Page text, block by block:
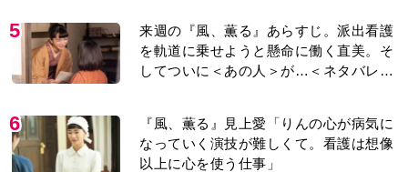
5
来週の『風、薫る』あらすじ。派出看護
を軌道に乗せようと懸命に働く直美。そ
してついに＜あの人＞が…＜ネタバレあ
6
『風、薫る』見上愛「りんの心が病気に
なっていく演技が難しくて。看護は想像
以上に心を使う仕事」